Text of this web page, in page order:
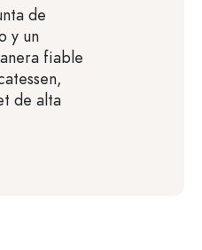
de
y un
fiable
de alta